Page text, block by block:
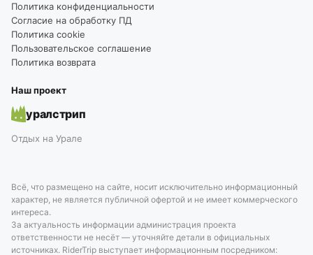
Политика конфиденциальности
Согласие на обработку ПД
Политика cookie
Пользовательское соглашение
Политика возврата
Наш проект
уралстрип
Отдых на Урале
Всё, что размещено на сайте, носит исключительно информационный
характер, не является публичной офертой и не имеет коммерческого
интереса.
За актуальность информации администрация проекта
ответственности не несёт — уточняйте детали в официальных
источниках. RiderTrip выступает информационным посредником: